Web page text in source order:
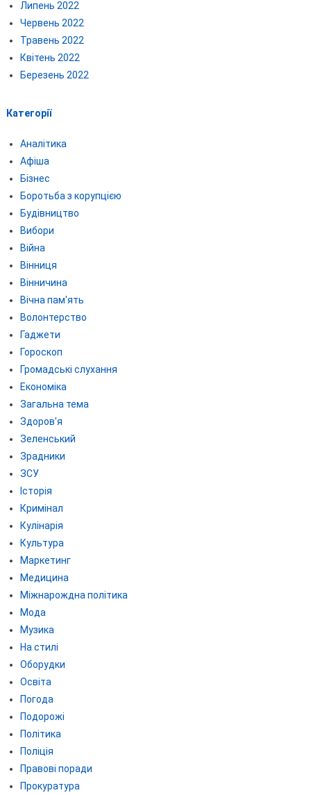
Липень 2022
Червень 2022
Травень 2022
Квітень 2022
Березень 2022
Категорії
Аналітика
Афіша
Бізнес
Боротьба з корупцією
Будівництво
Вибори
Війна
Вінниця
Вінничина
Вічна пам'ять
Волонтерство
Гаджети
Гороскоп
Громадські слухання
Економіка
Загальна тема
Здоров'я
Зеленський
Зрадники
ЗСУ
Історія
Кримінал
Кулінарія
Культура
Маркетинг
Медицина
Міжнарождна політика
Мода
Музика
На стилі
Оборудки
Освіта
Погода
Подорожі
Політика
Поліція
Правові поради
Прокуратура